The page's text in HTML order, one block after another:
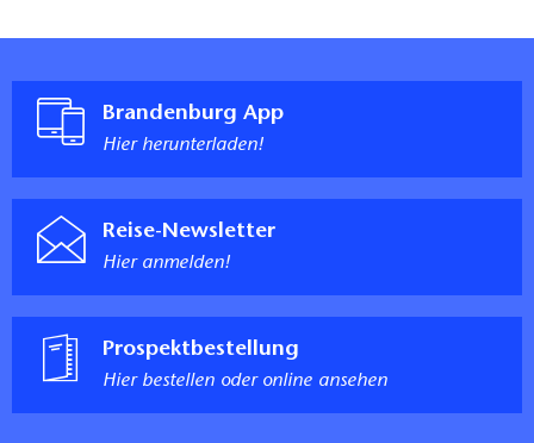
Brandenburg App
Hier herunterladen!
Reise-Newsletter
Hier anmelden!
Prospektbestellung
Hier bestellen oder online ansehen